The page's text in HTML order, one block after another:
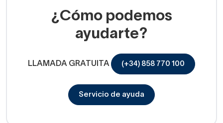
¿Cómo podemos
ayudarte?
LLAMADA GRATUITA (+34) 858 770 100
Servicio de ayuda